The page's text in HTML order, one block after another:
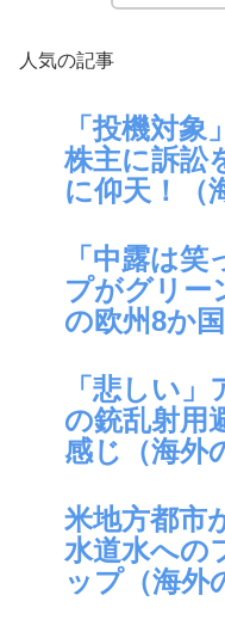
人気の記事
「投機対
株主に訴訟
に仰天！（
「中露は
プがグリー
の欧州8か
「悲しい
の銃乱射用
感じ（海外
米地方都市
水道水への
ップ（海外